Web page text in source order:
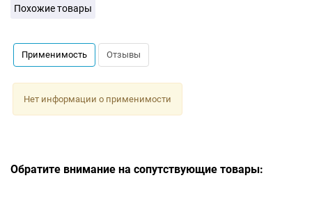
Похожие товары
Применимость Отзывы
Нет информации о применимости
Обратите внимание на сопутствующие товары: